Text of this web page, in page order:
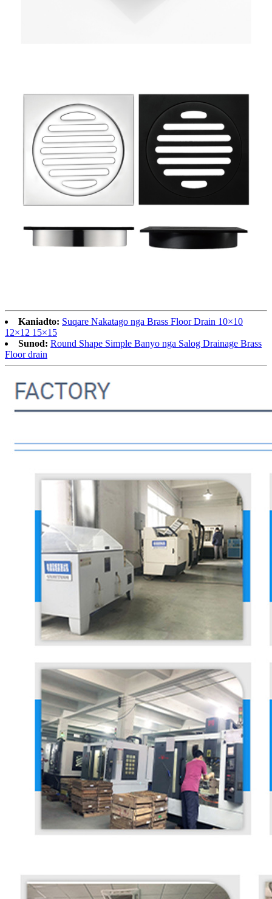
Kaniadto: Suqare Nakatago nga Brass Floor Drain 10×10
12×12 15×15
Sunod: Round Shape Simple Banyo nga Salog Drainage Brass
Floor drain